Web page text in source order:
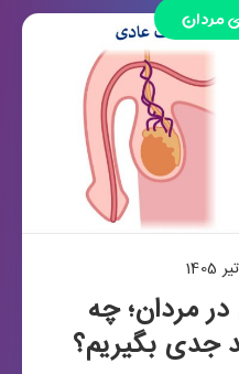
مردان
در مردان؛ چه
جدی بگیریم؟